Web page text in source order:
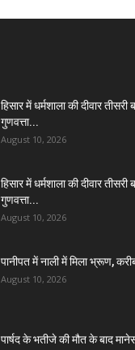
हिसार में धर्मशाला की दीवार तीसरी
गुणवत्ता...
August 10, 2026
हिसार में धर्मशाला की दीवार तीसरी
गुणवत्ता...
August 10, 2026
पानीपत में नाली में मिला भ्रूण,
August 10, 2026
पार्षद के भतीजे की मौत के बाद